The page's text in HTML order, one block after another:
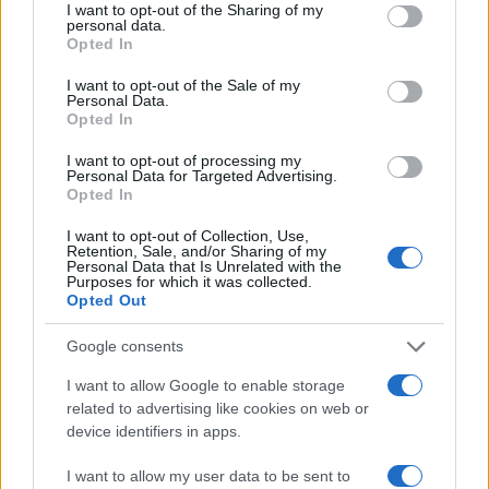
not limited to your visit or usage behaviour. You may click to
grant or deny consent to Google and its third-party tags to
use your data for below specified purposes in below Google
consent section.
I want to opt-out of the Sharing of my
personal data.
Opted In
I want to opt-out of the Sale of my
Personal Data.
Opted In
I want to opt-out of processing my
Personal Data for Targeted Advertising.
Opted In
I want to opt-out of Collection, Use,
Retention, Sale, and/or Sharing of my
Personal Data that Is Unrelated with the
Purposes for which it was collected.
Opted Out
Google consents
I want to allow Google to enable storage
related to advertising like cookies on web or
device identifiers in apps.
I want to allow my user data to be sent to
13:02 26.01.24
Μέση Ανατολή: Αραβικό μποϊκοτάζ στην
κατανάλωση προϊόντων δυτικών